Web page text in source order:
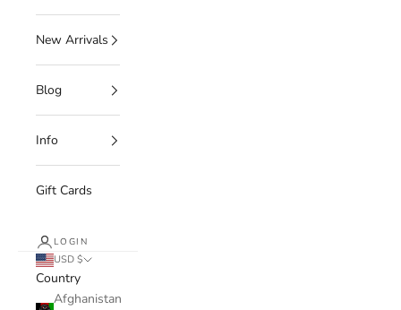
New Arrivals
Blog
Info
Gift Cards
LOGIN
USD $
Country
Afghanistan